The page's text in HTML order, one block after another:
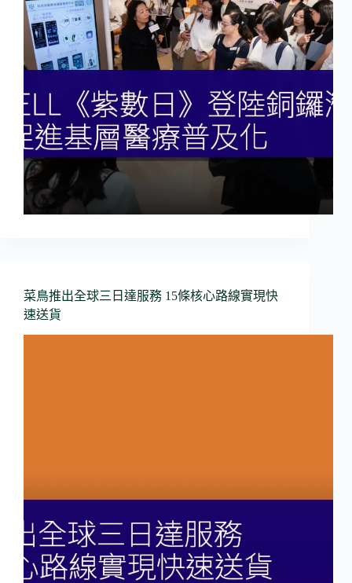
菜鳥推出全球三日達服務 15條核心路線實現快
速送貨